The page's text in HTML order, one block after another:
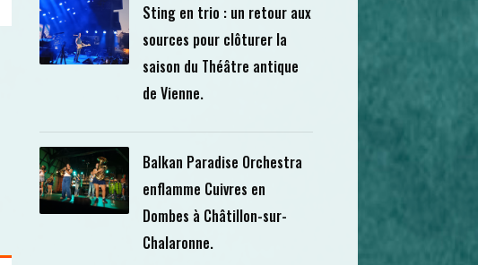
Sting en trio : un retour aux
sources pour clôturer la
saison du Théâtre antique
de Vienne.
Balkan Paradise Orchestra
enflamme Cuivres en
Dombes à Châtillon-sur-
Chalaronne.